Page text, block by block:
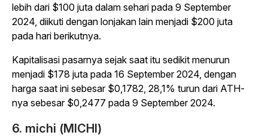
lebih dari $100 juta dalam sehari pada 9 September
2024, diikuti dengan lonjakan lain menjadi $200 juta
pada hari berikutnya.
Kapitalisasi pasarnya sejak saat itu sedikit menurun
menjadi $178 juta pada 16 September 2024, dengan
harga saat ini sebesar $0,1782, 28,1% turun dari ATH-
nya sebesar $0,2477 pada 9 September 2024.
6. michi (MICHI)